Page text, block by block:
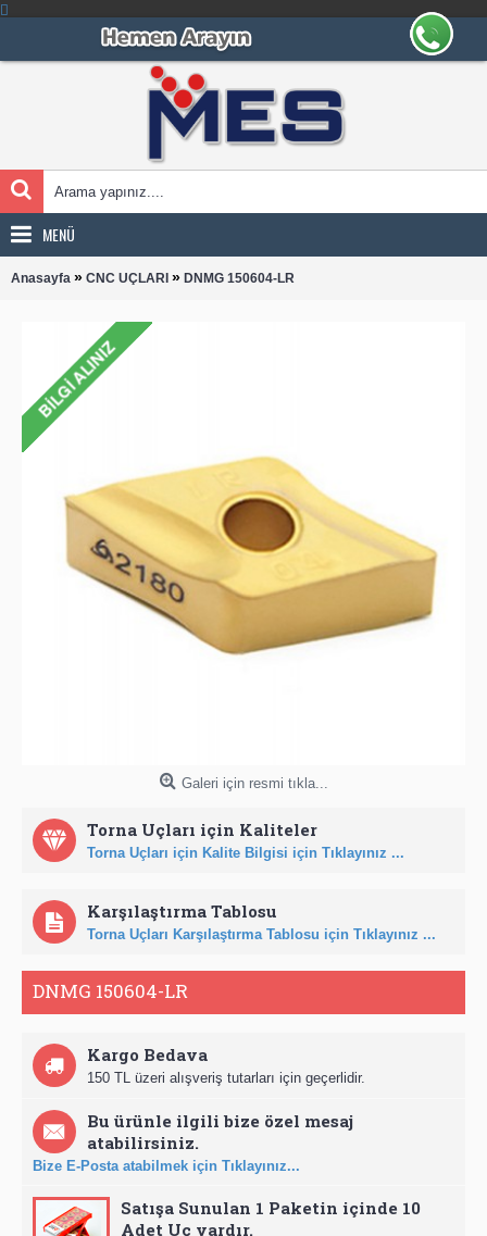
MENÜ
Anasayfa » CNC UÇLARI » DNMG 150604-LR
Galeri için resmi tıkla...
Torna Uçları için Kaliteler
Torna Uçları için Kalite Bilgisi için Tıklayınız ...
Karşılaştırma Tablosu
Torna Uçları Karşılaştırma Tablosu için Tıklayınız ...
DNMG 150604-LR
Kargo Bedava
150 TL üzeri alışveriş tutarları için geçerlidir.
Bu ürünle ilgili bize özel mesaj
atabilirsiniz.
Bize E-Posta atabilmek için Tıklayınız...
Satışa Sunulan 1 Paketin içinde 10
Adet Uç vardır.